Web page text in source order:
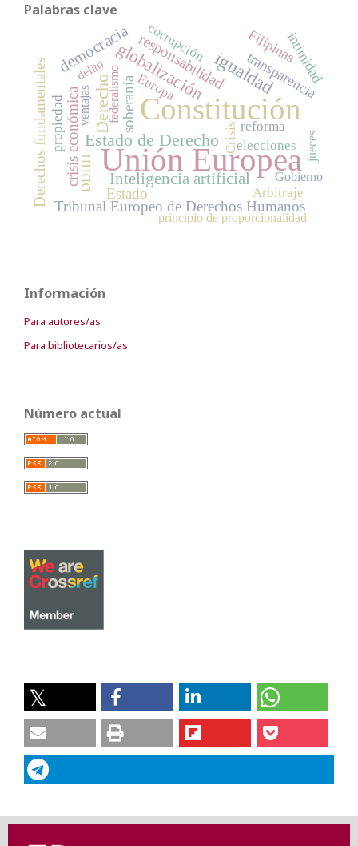
Palabras clave
Unión Europea
Constitución
igualdad
Estado de Derecho
globalización
Derecho
democracia
Inteligencia artificial
crisis económica
Estado
Tribunal Europeo de Derechos Humanos
soberanía
responsabilidad
Derechos fundamentales transparencia
intimidad
Filipinas
Crisisreforma
elecciones
Europa
Arbitraje
propiedad
corrupción
federalismo
principio de proporcionalidad
Gobierno
jueces
delito
DDHH
ventajas
Información
Para autores/as
Para bibliotecarios/as
Número actual